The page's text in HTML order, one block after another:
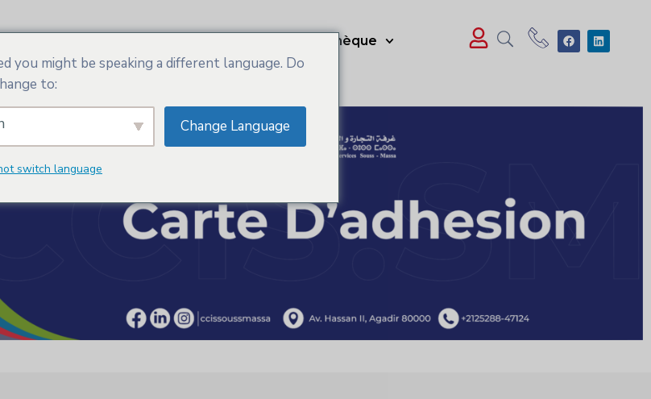
Médiathèque
you might be speaking a different language. Do
to:
Change Language
switch language